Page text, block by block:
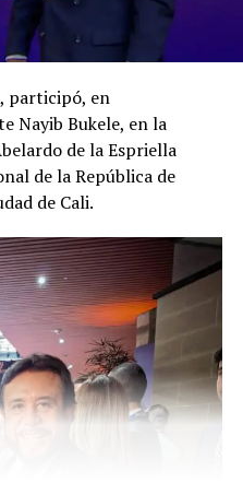
la identidad del
las circunstancias
queda en manos de la
que deberán
un hecho
por esclarecer.
participó, en
Nayib Bukele, en la
de la Espriella
de la República de
de Cali.